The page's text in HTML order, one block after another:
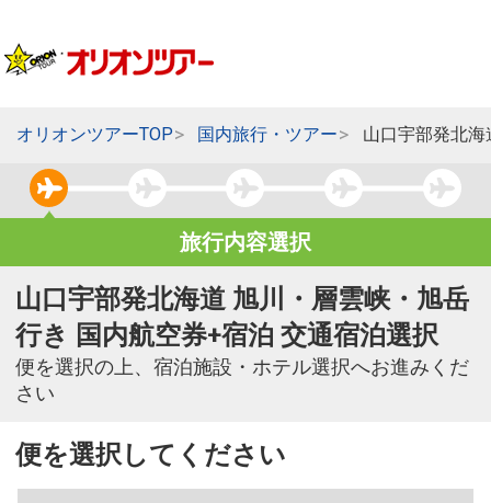
オリオンツアーTOP 国内旅行・ツアー 山口宇部発北
旅行内容選択
山口宇部発北海道 旭川・層雲峡・旭岳
行き 国内航空券+宿泊 交通宿泊選択
便を選択の上、宿泊施設・ホテル選択へお進みくだ
さい
便を選択してください